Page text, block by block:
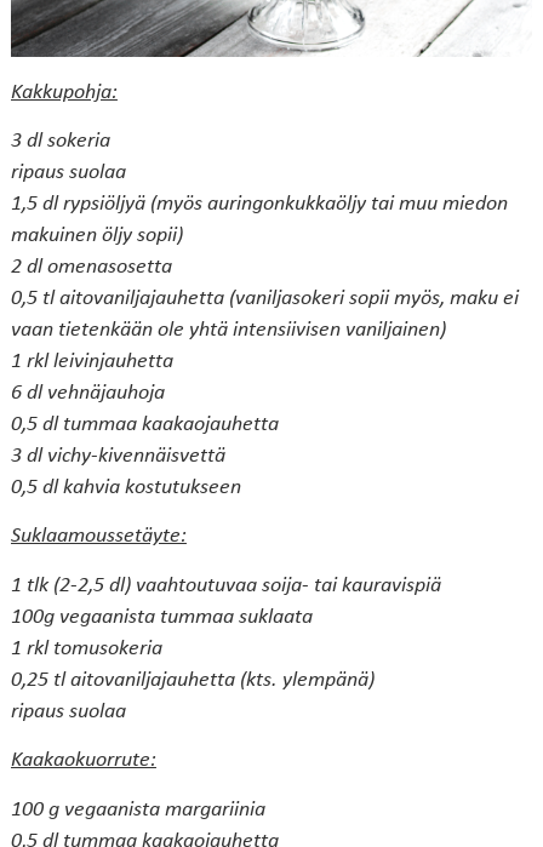
Kakkupohja:
3 dl sokeria
ripaus suolaa
1,5 dl rypsiöljyä (myös auringonkukkaöljy tai muu miedon
makuinen öljy sopii)
2 dl omenasosetta
0,5 tl aitovaniljajauhetta (vaniljasokeri sopii myös, maku ei
vaan tietenkään ole yhtä intensiivisen vaniljainen)
1 rkl leivinjauhetta
6 dl vehnäjauhoja
0,5 dl tummaa kaakaojauhetta
3 dl vichy-kivennäisvettä
0,5 dl kahvia kostutukseen
Suklaamoussetäyte:
1 tlk (2-2,5 dl) vaahtoutuvaa soija- tai kauravispiä
100g vegaanista tummaa suklaata
1 rkl tomusokeria
0,25 tl aitovaniljajauhetta (kts. ylempänä)
ripaus suolaa
Kaakaokuorrute:
100 g vegaanista margariinia
0,5 dl tummaa kaakaojauhetta